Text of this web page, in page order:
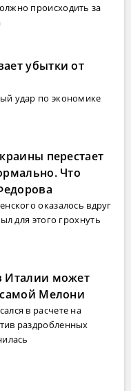
происходить за
убытки от
удар по экономике
перестает
Что
оказалось вдруг
для этого грохнуть
Италии может
Мелони
в расчете на
раздробленных